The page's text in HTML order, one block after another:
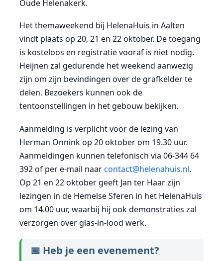
Oude Helenakerk.
Het themaweekend bij HelenaHuis in Aalten
vindt plaats op 20, 21 en 22 oktober. De toegang
is kosteloos en registratie vooraf is niet nodig.
Heijnen zal gedurende het weekend aanwezig
zijn om zijn bevindingen over de grafkelder te
delen. Bezoekers kunnen ook de
tentoonstellingen in het gebouw bekijken.
Aanmelding is verplicht voor de lezing van
Herman Onnink op 20 oktober om 19.30 uur.
Aanmeldingen kunnen telefonisch via 06-344 64
392 of per e-mail naarcontact@helenahuis.nl.
Op 21 en 22 oktober geeft Jan ter Haar zijn
lezingen in de Hemelse Sferen in het HelenaHuis
om 14.00 uur, waarbij hij ook demonstraties zal
verzorgen over glas-in-lood werk.
📅 Heb je een evenement?